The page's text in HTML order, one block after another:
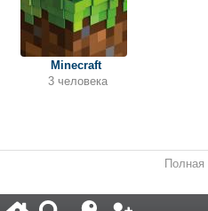
Minecraft
3 человека
Полная